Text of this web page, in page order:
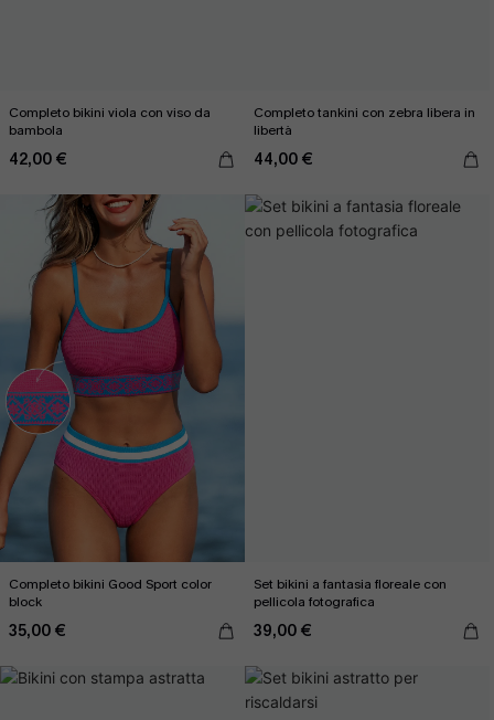
Completo bikini viola con viso da
bambola
42,00 €
Completo tankini con zebra libera in
libertà
44,00 €
Completo bikini Good Sport color
block
35,00 €
Set bikini a fantasia floreale con
pellicola fotografica
39,00 €